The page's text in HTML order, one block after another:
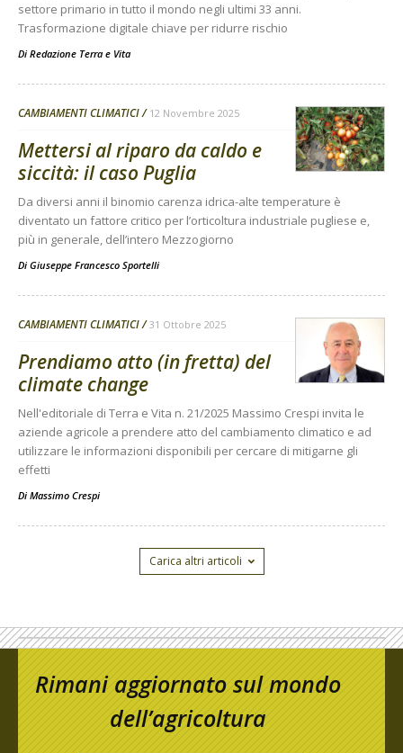
settore primario in tutto il mondo negli ultimi 33 anni.
Trasformazione digitale chiave per ridurre rischio
Di Redazione Terra e Vita
CAMBIAMENTI CLIMATICI 12 Novembre 2025
Mettersi al riparo da caldo e
siccità: il caso Puglia
Da diversi anni il binomio carenza idrica-alte temperature è
diventato un fattore critico per l’orticoltura industriale pugliese e,
più in generale, dell’intero Mezzogiorno
Di Giuseppe Francesco Sportelli
CAMBIAMENTI CLIMATICI 31 Ottobre 2025
Prendiamo atto (in fretta) del
climate change
Nell'editoriale di Terra e Vita n. 21/2025 Massimo Crespi invita le
aziende agricole a prendere atto del cambiamento climatico e ad
utilizzare le informazioni disponibili per cercare di mitigarne gli
effetti
Di Massimo Crespi
Carica altri articoli
Rimani aggiornato sul mondo
dell’agricoltura